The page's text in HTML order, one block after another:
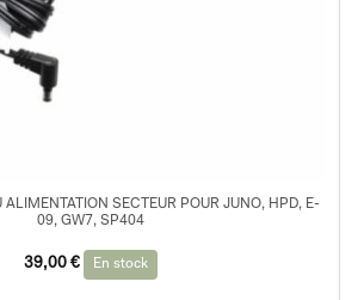
SECTEUR POUR JUNO, HPD, E-
09, GW7, SP404
39,00 € En stock